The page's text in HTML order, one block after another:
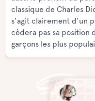
classique de Charles
s'agit clairement d'un
cèdera pas sa position
garçons les plus